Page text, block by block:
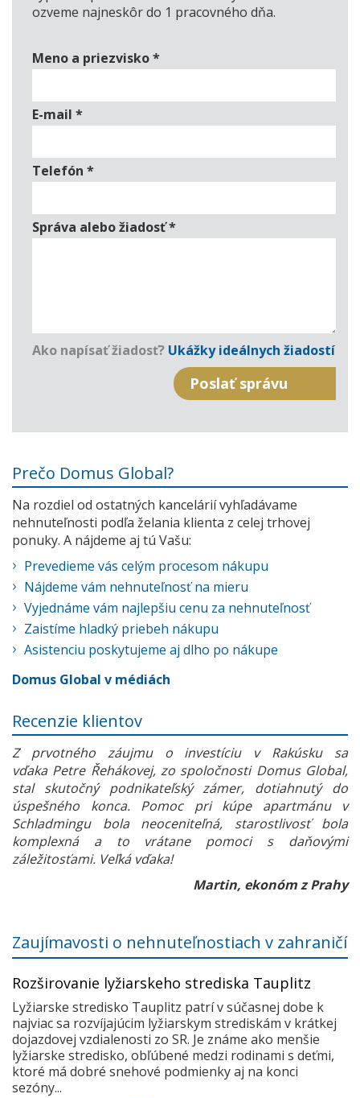
ozveme najneskôr do 1 pracovného dňa.
Meno a priezvisko*
E-mail *
Telefón *
Správa alebo žiadosť*
Ako napísať žiadosť? Ukážky ideálnych žiadostí
Prečo Domus Global?
Na rozdiel od ostatných kancelárií vyhľadávame
nehnuteľnosti podľa želania klienta z celej trhovej
ponuky. A nájdeme aj tú Vašu:
Prevedieme vás celým procesom nákupu
Nájdeme vám nehnuteľnosť na mieru
Vyjednáme vám najlepšiu cenu za nehnuteľnosť
Zaistíme hladký priebeh nákupu
Asistenciu poskytujeme aj dlho po nákupe
Domus Global v médiách
Recenzie klientov
Z prvotného záujmu o investíciu v Rakúsku sa
vďaka Petre Řehákovej, zo spoločnosti Domus Global,
stal skutočný podnikateľský zámer, dotiahnutý do
úspešného konca. Pomoc pri kúpe apartmánu v
Schladmingu bola neoceniteľná, starostlivosť bola
komplexná a to vrátane pomoci s daňovými
záležitosťami. Veľká vďaka!
Martin, ekonóm z Prahy
Zaujímavosti o nehnuteľnostiach v zahraničí
Rozširovanie lyžiarskeho strediska Tauplitz
Lyžiarske stredisko Tauplitz patrí v súčasnej dobe k
najviac sa rozvíjajúcim lyžiarskym strediskám v krátkej
dojazdovej vzdialenosti zo SR. Je známe ako menšie
lyžiarske stredisko, obľúbené medzi rodinami s deťmi,
ktoré má dobré snehové podmienky aj na konci
sezóny...